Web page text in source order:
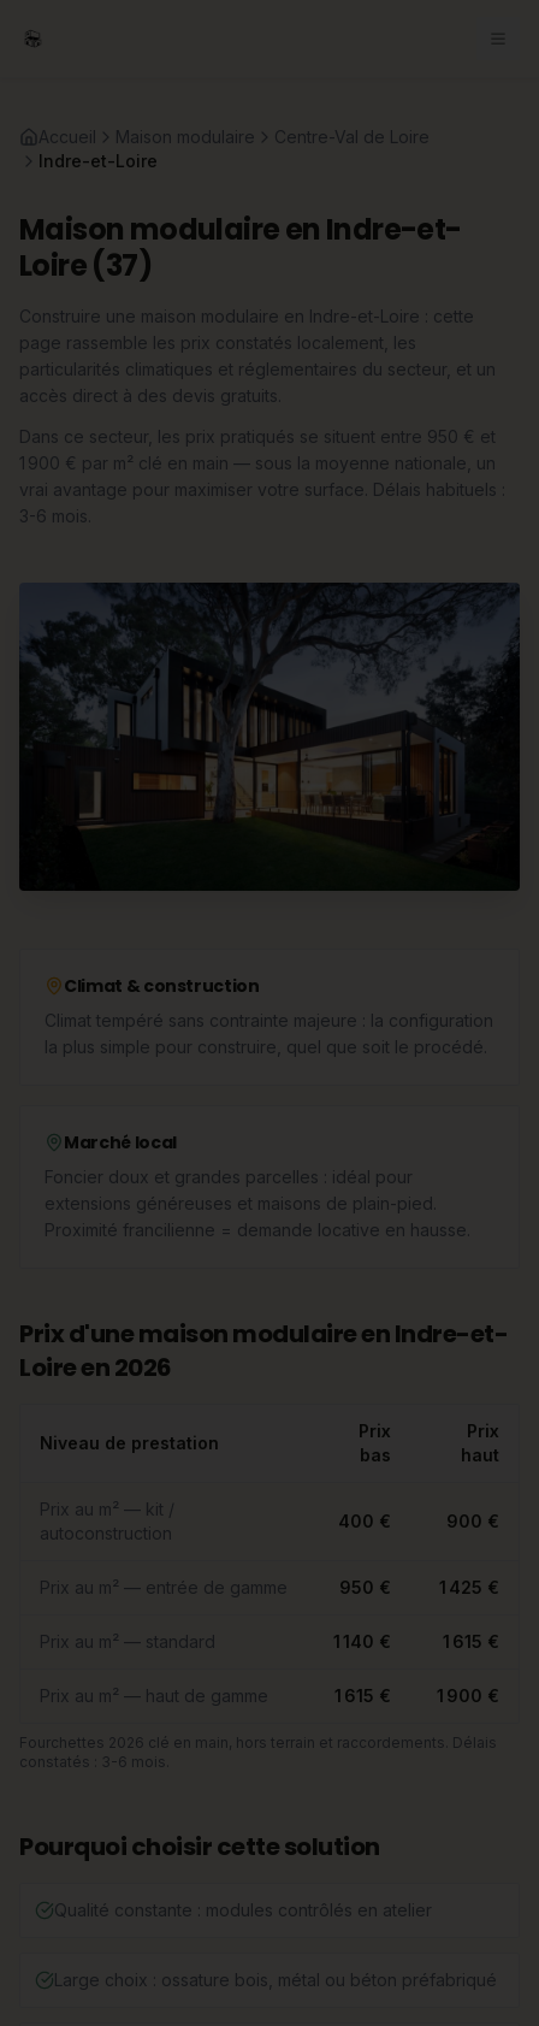
Accueil Maison modulaire
Centre-Val de Loire
Indre-et-Loire
Maison modulaire en Indre-et-
Loire (37)
Construire une maison modulaire en Indre-et-Loire : cette
page rassemble les prix constatés localement, les
particularités climatiques et réglementaires du secteur, et un
accès direct à des devis gratuits.
Dans ce secteur, les prix pratiqués se situent entre 950 € et
1 900 € par m² clé en main — sous la moyenne nationale, un
vrai avantage pour maximiser votre surface. Délais habituels :
3-6 mois.
Climat & construction
Climat tempéré sans contrainte majeure : la configuration
la plus simple pour construire, quel que soit le procédé.
Marché local
Foncier doux et grandes parcelles : idéal pour
extensions généreuses et maisons de plain-pied.
Proximité francilienne = demande locative en hausse.
Prix d'une maison modulaire en Indre-et-
Loire en 2026
Niveau de prestation
Prix
bas
Prix
haut
Prix au m² — kit /
autoconstruction
400 € 900 €
Prix au m² — entrée de gamme 950 € 1 425 €
Prix au m² — standard 1 140 € 1 615 €
Prix au m² — haut de gamme 1 615 € 1 900 €
Fourchettes 2026 clé en main, hors terrain et raccordements. Délais
constatés : 3-6 mois.
Pourquoi choisir cette solution
Qualité constante : modules contrôlés en atelier
Large choix : ossature bois, métal ou béton préfabriqué